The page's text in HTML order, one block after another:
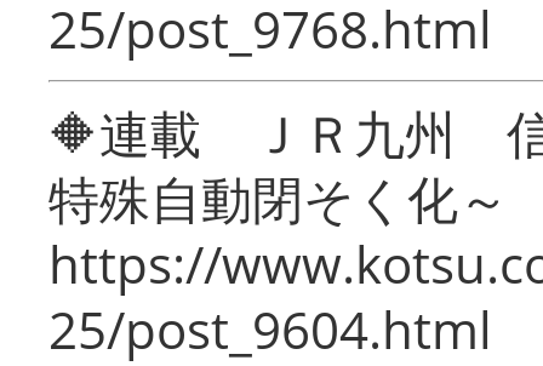
25/post_9768.html
🔶連載 ＪＲ九州 信
特殊自動閉そく化～
https://
25/post_9604.html